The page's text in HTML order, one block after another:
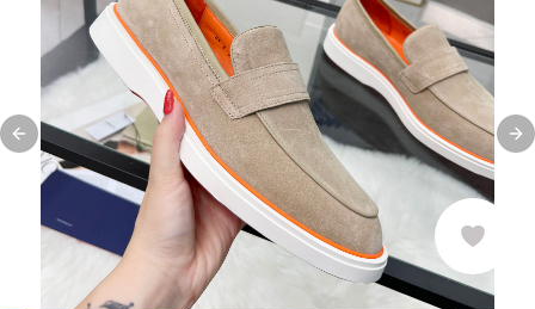
Previous slide